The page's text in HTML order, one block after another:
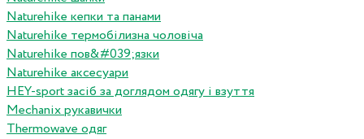
Naturehike кепки та панами
Naturehike термобілизна чоловіча
Naturehike пов&#039;язки
Naturehike аксесуари
HEY-sport засіб за доглядом одягу і взуття
Mechanix рукавички
Thermowave одяг